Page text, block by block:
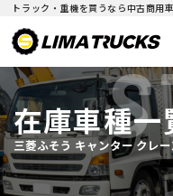
トラック・重機を買うなら中古商用
在庫車種一
三菱ふそう キャンター クレー